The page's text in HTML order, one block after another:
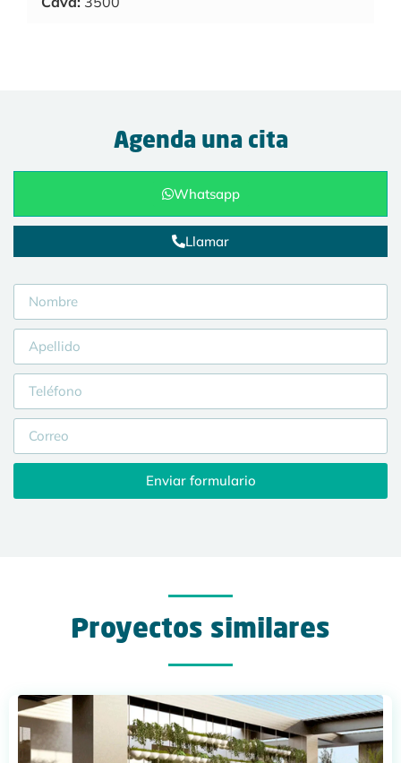
Agenda una cita
Whatsapp
Llamar
Enviar formulario
Proyectos similares